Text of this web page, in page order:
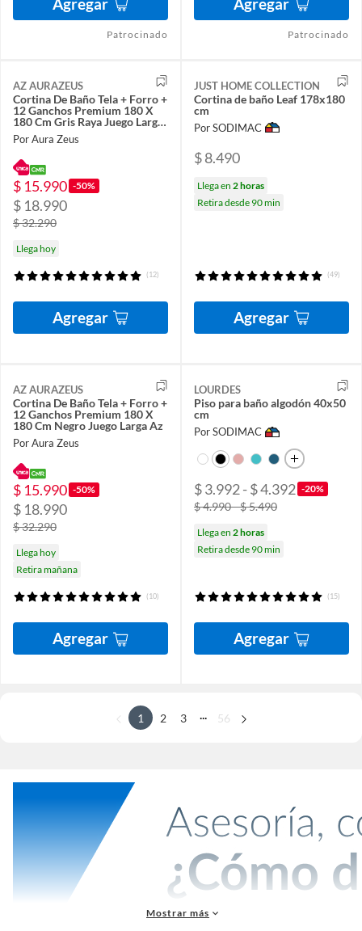
Patrocinado Patrocinado
AZ AURAZEUS
Cortina De Baño Tela + Forro +
12 Ganchos Premium 180 X
180 Cm Gris Raya Juego Larga
Az
Por Aura Zeus
$ 15.990 -50%
$ 18.990
$ 32.290
Llega hoy
(12)
Agregar
JUST HOME COLLECTION
Cortina de baño Leaf 178x180
cm
Por SODIMAC
$ 8.490
Llega en 2 horas
Retira desde 90 min
(49)
Agregar
AZ AURAZEUS
Cortina De Baño Tela + Forro +
12 Ganchos Premium 180 X
180 Cm Negro Juego Larga Az
Por Aura Zeus
$ 15.990 -50%
$ 18.990
$ 32.290
Llega hoy
Retira mañana
(10)
Agregar
LOURDES
Piso para baño algodón 40x50
cm
Por SODIMAC
$ 3.992 - $ 4.392 -20%
$ 4.990 - $ 5.490
Llega en 2 horas
Retira desde 90 min
(15)
Agregar
1 2 3 56
Mostrar más